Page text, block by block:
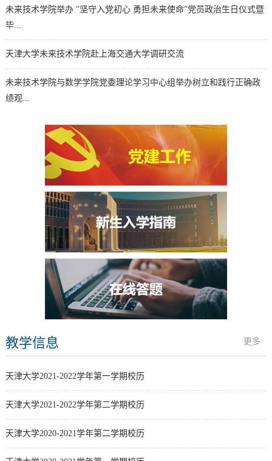
未来技术学院举办 "坚守入党初心 勇担未来使命”党员政治生日仪式暨
毕...
天津大学未来技术学院赴上海交通大学调研交流
未来技术学院与数学学院党委理论学习中心组举办树立和践行正确政
绩观...
教学信息 更多
天津大学2021-2022学年第一学期校历
天津大学2021-2022学年第二学期校历
天津大学2020-2021学年第二学期校历